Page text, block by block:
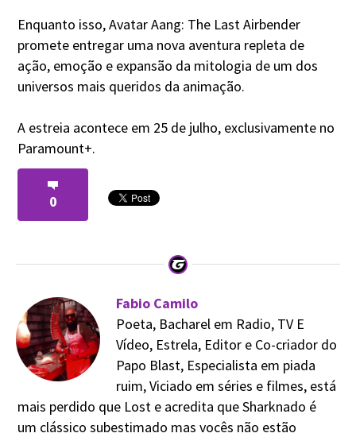
Enquanto isso, Avatar Aang: The Last Airbender
promete entregar uma nova aventura repleta de
ação, emoção e expansão da mitologia de um dos
universos mais queridos da animação.
A estreia acontece em 25 de julho, exclusivamente no
Paramount+.
0
Fabio Camilo
Poeta, Bacharel em Radio, TV E
Vídeo, Estrela, Editor e Co-criador do
Papo Blast, Especialista em piada
ruim, Viciado em séries e filmes, está
mais perdido que Lost e acredita que Sharknado é
um clássico subestimado mas vocês não estão